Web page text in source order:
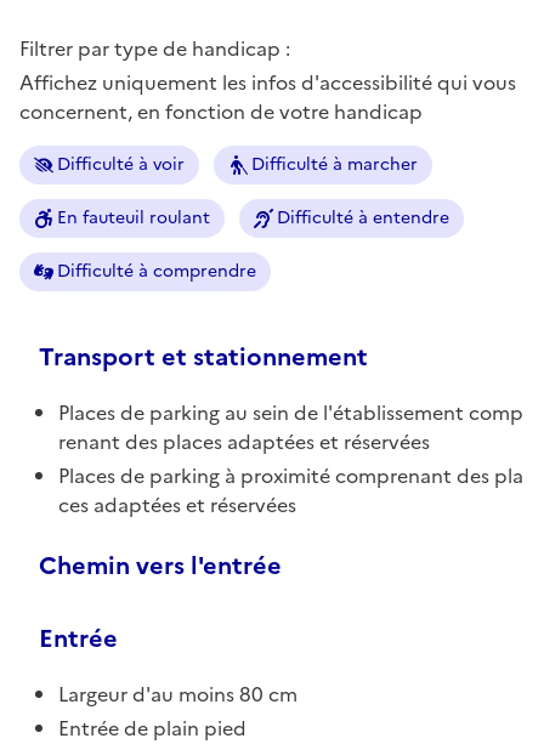
Filtrer par type de handicap :
Affichez uniquement les infos d'accessibilité qui vous
concernent, en fonction de votre handicap
Difficulté à voir Difficulté à marcher
En fauteuil roulant Difficulté à entendre
Difficulté à comprendre
Transport et stationnement
Places de parking au sein de l'établissement comp
renant des places adaptées et réservées
Places de parking à proximité comprenant des pla
ces adaptées et réservées
Chemin vers l'entrée
Entrée
Largeur d'au moins 80 cm
Entrée de plain pied